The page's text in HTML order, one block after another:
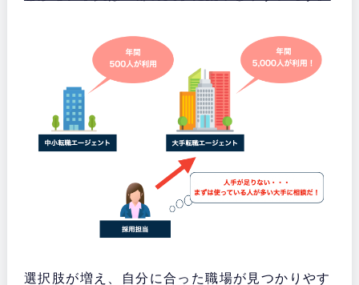
選択肢が増え、自分に合った職場が見つかりやす